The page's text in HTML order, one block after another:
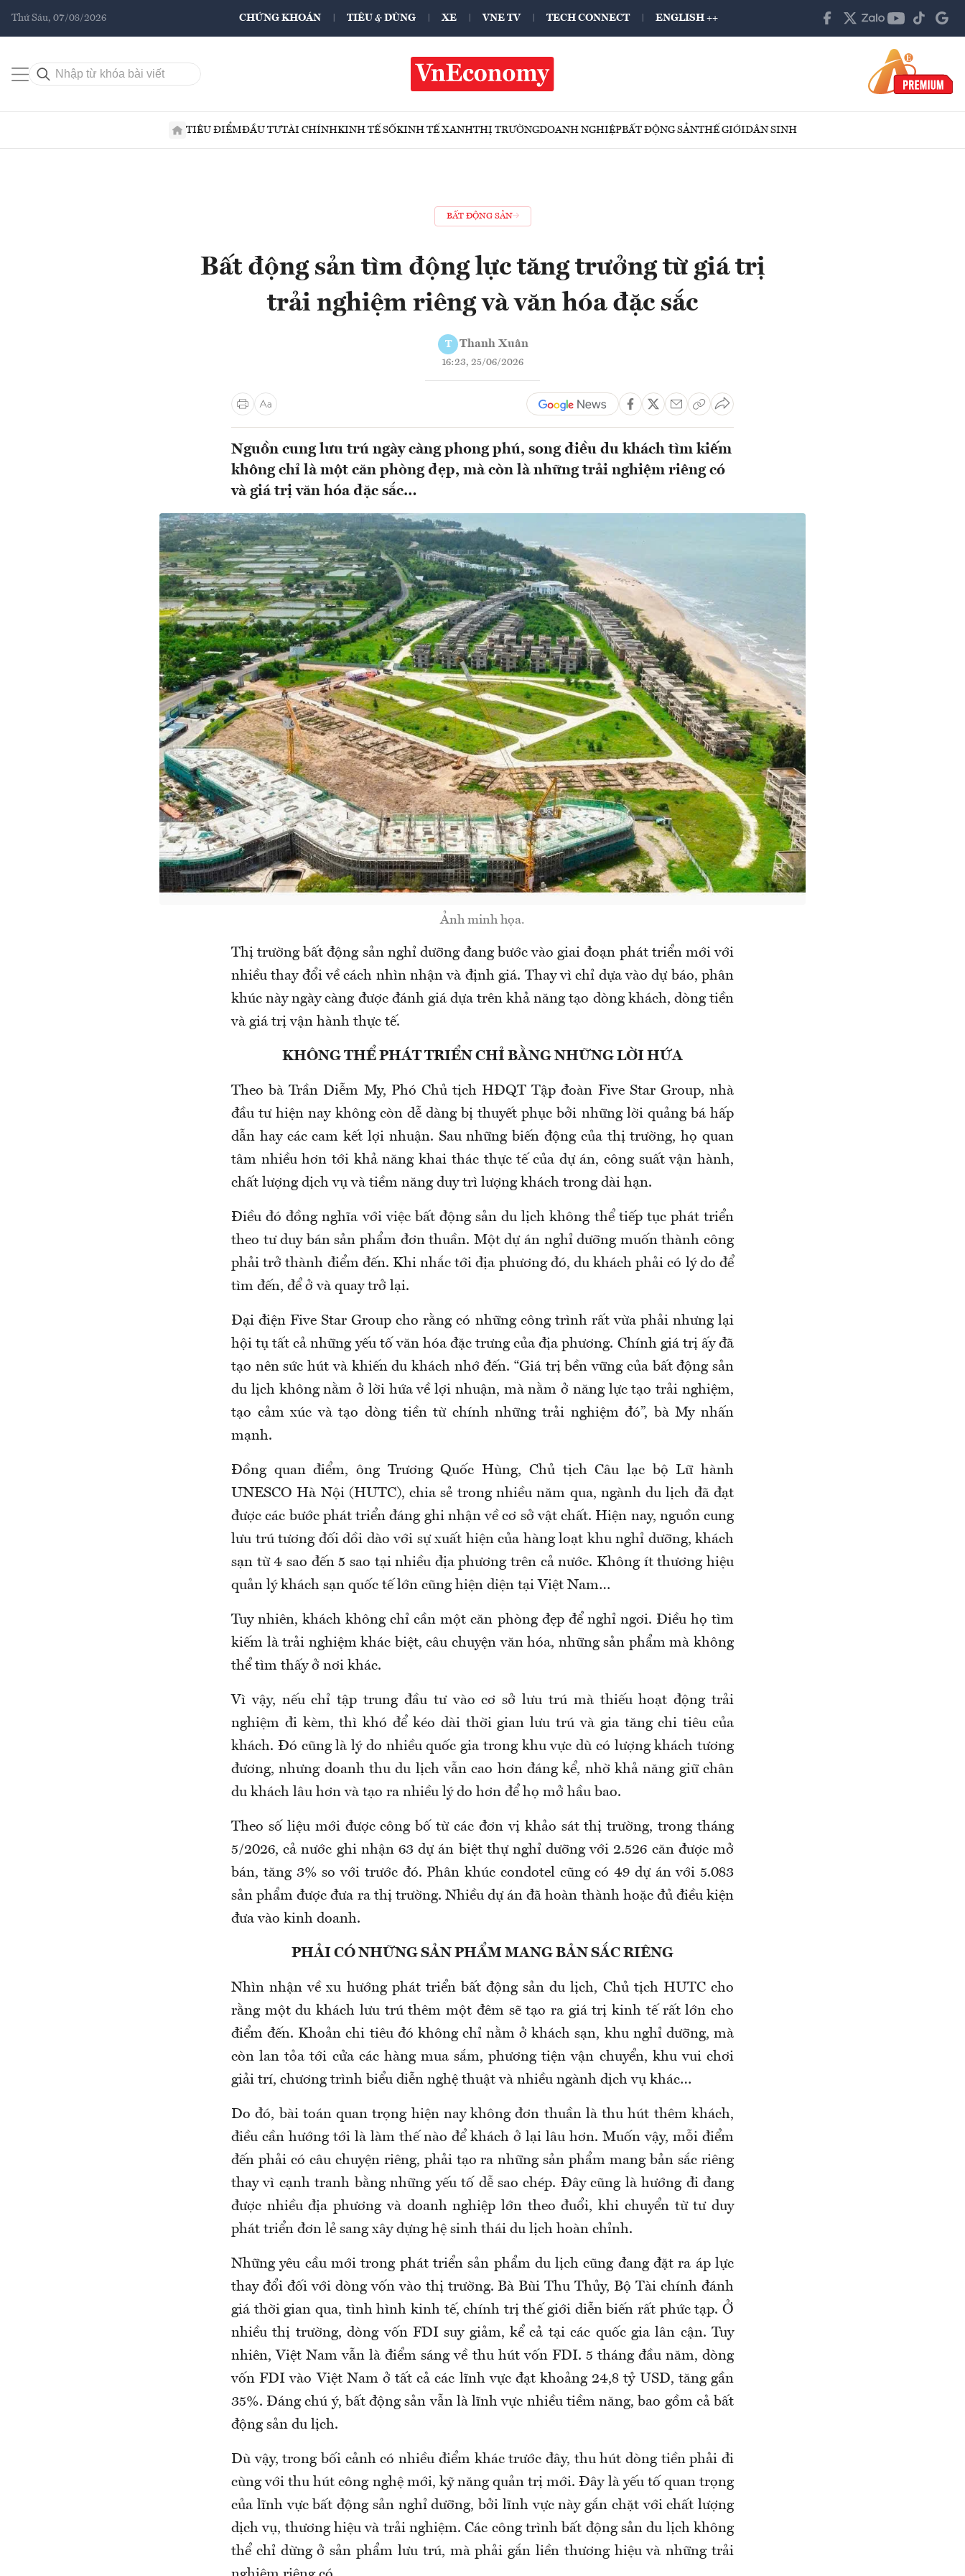
Thứ Sáu, 07/08/2026 CHỨNG KHOÁN TIÊU & DÙNG XE VNE TV TECH CONNECT ENGLISH ++
TIÊU ĐIỂMĐẦU TƯTÀI CHÍNHKINH TẾ SỐKINH TẾ XANHTHỊ TRƯỜNGDOANH NGHIỆPBẤT ĐỘNG SẢNTHẾ GIỚIDÂN SINH
BẤT ĐỘNG SẢN
Bất động sản tìm động lực tăng trưởng từ giá trị
trải nghiệm riêng và văn hóa đặc sắc
T Thanh Xuân
16:23, 25/06/2026
Nguồn cung lưu trú ngày càng phong phú, song điều du khách tìm kiếm
không chỉ là một căn phòng đẹp, mà còn là những trải nghiệm riêng có
và giá trị văn hóa đặc sắc…
Ảnh minh họa.
Thị trường bất động sản nghỉ dưỡng đang bước vào giai đoạn phát triển mới với
nhiều thay đổi về cách nhìn nhận và định giá. Thay vì chỉ dựa vào dự báo, phân
khúc này ngày càng được đánh giá dựa trên khả năng tạo dòng khách, dòng tiền
và giá trị vận hành thực tế.
KHÔNG THỂ PHÁT TRIỂN CHỈ BẰNG NHỮNG LỜI HỨA
Theo bà Trần Diễm My, Phó Chủ tịch HĐQT Tập đoàn Five Star Group, nhà
đầu tư hiện nay không còn dễ dàng bị thuyết phục bởi những lời quảng bá hấp
dẫn hay các cam kết lợi nhuận. Sau những biến động của thị trường, họ quan
tâm nhiều hơn tới khả năng khai thác thực tế của dự án, công suất vận hành,
chất lượng dịch vụ và tiềm năng duy trì lượng khách trong dài hạn.
Điều đó đồng nghĩa với việc bất động sản du lịch không thể tiếp tục phát triển
theo tư duy bán sản phẩm đơn thuần. Một dự án nghỉ dưỡng muốn thành công
phải trở thành điểm đến. Khi nhắc tới địa phương đó, du khách phải có lý do để
tìm đến, để ở và quay trở lại.
Đại điện Five Star Group cho rằng có những công trình rất vừa phải nhưng lại
hội tụ tất cả những yếu tố văn hóa đặc trưng của địa phương. Chính giá trị ấy đã
tạo nên sức hút và khiến du khách nhớ đến. “Giá trị bền vững của bất động sản
du lịch không nằm ở lời hứa về lợi nhuận, mà nằm ở năng lực tạo trải nghiệm,
tạo cảm xúc và tạo dòng tiền từ chính những trải nghiệm đó”, bà My nhấn
mạnh.
Đồng quan điểm, ông Trương Quốc Hùng, Chủ tịch Câu lạc bộ Lữ hành
UNESCO Hà Nội (HUTC), chia sẻ trong nhiều năm qua, ngành du lịch đã đạt
được các bước phát triển đáng ghi nhận về cơ sở vật chất. Hiện nay, nguồn cung
lưu trú tương đối dồi dào với sự xuất hiện của hàng loạt khu nghỉ dưỡng, khách
sạn từ 4 sao đến 5 sao tại nhiều địa phương trên cả nước. Không ít thương hiệu
quản lý khách sạn quốc tế lớn cũng hiện diện tại Việt Nam…
Tuy nhiên, khách không chỉ cần một căn phòng đẹp để nghỉ ngơi. Điều họ tìm
kiếm là trải nghiệm khác biệt, câu chuyện văn hóa, những sản phẩm mà không
thể tìm thấy ở nơi khác.
Vì vậy, nếu chỉ tập trung đầu tư vào cơ sở lưu trú mà thiếu hoạt động trải
nghiệm đi kèm, thì khó để kéo dài thời gian lưu trú và gia tăng chi tiêu của
khách. Đó cũng là lý do nhiều quốc gia trong khu vực dù có lượng khách tương
đương, nhưng doanh thu du lịch vẫn cao hơn đáng kể, nhờ khả năng giữ chân
du khách lâu hơn và tạo ra nhiều lý do hơn để họ mở hầu bao.
Theo số liệu mới được công bố từ các đơn vị khảo sát thị trường, trong tháng
5/2026, cả nước ghi nhận 63 dự án biệt thự nghỉ dưỡng với 2.526 căn được mở
bán, tăng 3% so với trước đó. Phân khúc condotel cũng có 49 dự án với 5.083
sản phẩm được đưa ra thị trường. Nhiều dự án đã hoàn thành hoặc đủ điều kiện
đưa vào kinh doanh.
PHẢI CÓ NHỮNG SẢN PHẨM MANG BẢN SẮC RIÊNG
Nhìn nhận về xu hướng phát triển bất động sản du lịch, Chủ tịch HUTC cho
rằng một du khách lưu trú thêm một đêm sẽ tạo ra giá trị kinh tế rất lớn cho
điểm đến. Khoản chi tiêu đó không chỉ nằm ở khách sạn, khu nghỉ dưỡng, mà
còn lan tỏa tới cửa các hàng mua sắm, phương tiện vận chuyển, khu vui chơi
giải trí, chương trình biểu diễn nghệ thuật và nhiều ngành dịch vụ khác…
Do đó, bài toán quan trọng hiện nay không đơn thuần là thu hút thêm khách,
điều cần hướng tới là làm thế nào để khách ở lại lâu hơn. Muốn vậy, mỗi điểm
đến phải có câu chuyện riêng, phải tạo ra những sản phẩm mang bản sắc riêng
thay vì cạnh tranh bằng những yếu tố dễ sao chép. Đây cũng là hướng đi đang
được nhiều địa phương và doanh nghiệp lớn theo đuổi, khi chuyển từ tư duy
phát triển đơn lẻ sang xây dựng hệ sinh thái du lịch hoàn chỉnh.
Những yêu cầu mới trong phát triển sản phẩm du lịch cũng đang đặt ra áp lực
thay đổi đối với dòng vốn vào thị trường. Bà Bùi Thu Thủy, Bộ Tài chính đánh
giá thời gian qua, tình hình kinh tế, chính trị thế giới diễn biến rất phức tạp. Ở
nhiều thị trường, dòng vốn FDI suy giảm, kể cả tại các quốc gia lân cận. Tuy
nhiên, Việt Nam vẫn là điểm sáng về thu hút vốn FDI. 5 tháng đầu năm, dòng
vốn FDI vào Việt Nam ở tất cả các lĩnh vực đạt khoảng 24,8 tỷ USD, tăng gần
35%. Đáng chú ý, bất động sản vẫn là lĩnh vực nhiều tiềm năng, bao gồm cả bất
động sản du lịch.
Dù vậy, trong bối cảnh có nhiều điểm khác trước đây, thu hút dòng tiền phải đi
cùng với thu hút công nghệ mới, kỹ năng quản trị mới. Đây là yếu tố quan trọng
của lĩnh vực bất động sản nghỉ dưỡng, bởi lĩnh vực này gắn chặt với chất lượng
dịch vụ, thương hiệu và trải nghiệm. Các công trình bất động sản du lịch không
thể chỉ dừng ở sản phẩm lưu trú, mà phải gắn liền thương hiệu và những trải